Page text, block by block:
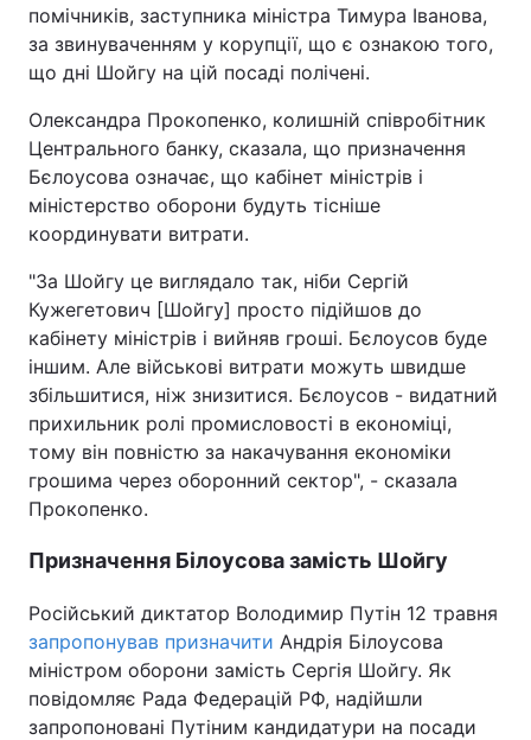
помічників, заступника міністра Тимура Іванова,
за звинуваченням у корупції, що є ознакою того,
що дні Шойгу на цій посаді полічені.
Олександра Прокопенко, колишній співробітник
Центрального банку, сказала, що призначення
Бєлоусова означає, що кабінет міністрів і
міністерство оборони будуть тісніше
координувати витрати.
"За Шойгу це виглядало так, ніби Сергій
Кужегетович [Шойгу] просто підійшов до
кабінету міністрів і вийняв гроші. Бєлоусов буде
іншим. Але військові витрати можуть швидше
збільшитися, ніж знизитися. Бєлоусов - видатний
прихильник ролі промисловості в економіці,
тому він повністю за накачування економіки
грошима через оборонний сектор", - сказала
Прокопенко.
Призначення Білоусова замість Шойгу
Російський диктатор Володимир Путін 12 травня
запропонував призначити Андрія Білоусова
міністром оборони замість Сергія Шойгу. Як
повідомляє Рада Федерацій РФ, надійшли
запропоновані Путіним кандидатури на посади